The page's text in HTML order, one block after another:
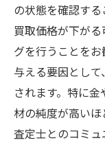
の状態を確認する
買取価格が下が
グを行うことを
与える要因とし
されます。特に
材の純度が高いほ
査定士とのコミ